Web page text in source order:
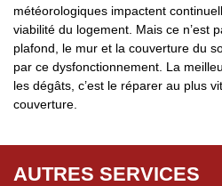
météorologiques impactent
viabilité du logement. Mais ce n’est
plafond, le mur et la couverture du
par ce dysfonctionnement. La
les dégâts, c’est le réparer au plus
couverture.
AUTRES SERVICES